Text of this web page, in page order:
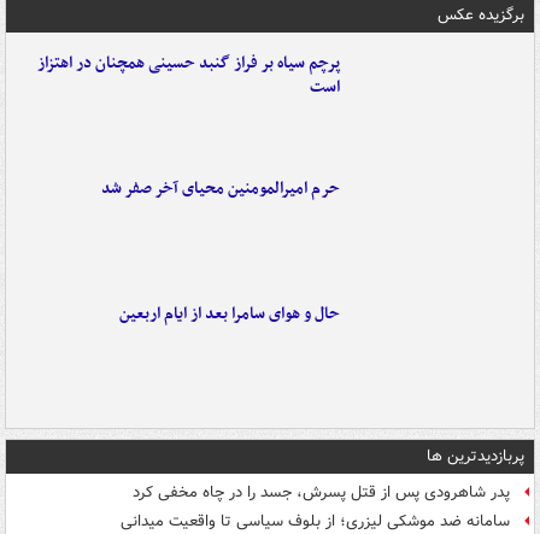
برگزیده عکس
پرچم سیاه بر فراز گنبد حسینی همچنان در اهتزاز
است
حرم امیرالمومنین محیای آخر صفر شد
حال و هوای سامرا بعد از ایام اربعین
پربازدیدترین ها
پدر شاهرودی پس از قتل پسرش، جسد را در چاه مخفی کرد
سامانه ضد موشکی لیزری؛ از بلوف سیاسی تا واقعیت میدانی